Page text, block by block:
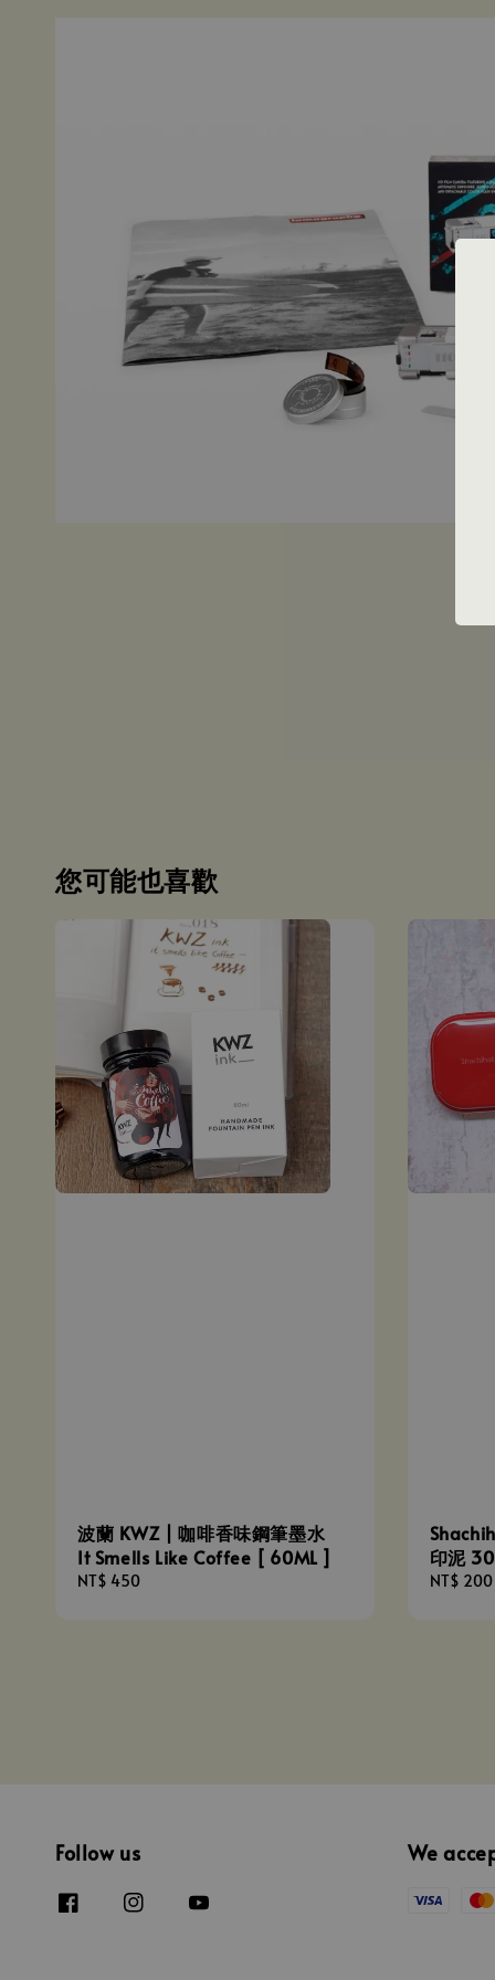
您可能也喜歡
波蘭 KWZ | 咖啡香味鋼筆墨水
It Smells Like Coffee [ 60ML ]
Regular
NT$ 450
印泥
Regular
NT$ 200
Follow us We